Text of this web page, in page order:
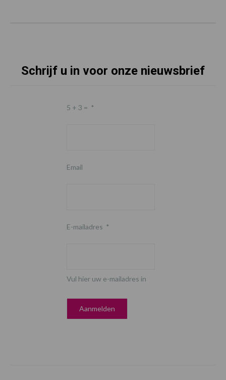
Schrijf u in voor onze nieuwsbrief
5 + 3 = *
Email
E-mailadres *
Vul hier uw e-mailadres in